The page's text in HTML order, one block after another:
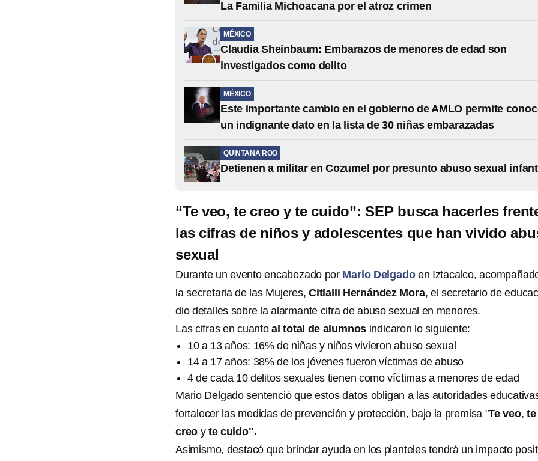
La Familia Michoacana por el atroz crimen
MÉXICO
Claudia Sheinbaum: Embarazos de menores de edad son
investigados como delito
MÉXICO
Este importante cambio en el gobierno de AMLO permite
un indignante dato en la lista de 30 niñas embarazadas
QUINTANA ROO
Detienen a militar en Cozumel por presunto abuso sexual
“Te veo, te creo y te cuido”: SEP busca hacerles
las cifras de niños y adolescentes que han vivido
sexual
Durante un evento encabezado por Mario Delgado en Iztacalco,
la secretaria de las Mujeres,Citlalli Hernández Mora, el secretario de
dio detalles sobre la alarmante cifra de abuso sexual en menores.
Las cifras en cuantoal total de alumnos indicaron lo siguiente:
10 a 13 años: 16% de niñas y niños vivieron abuso sexual
14 a 17 años: 38% de los jóvenes fueron víctimas de abuso
4 de cada 10 delitos sexuales tienen como víctimas a menores de edad
Mario Delgado sentenció que estos datos obligan a las autoridades
fortalecer las medidas de prevención y protección, bajo la premisa "Te veo,te
creo y te cuido".
Asimismo, destacó que brindar ayuda en los planteles tendrá un impacto